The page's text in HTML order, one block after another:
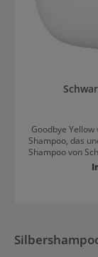
Goodbye
Shampoo, das
Shampoo von
reinigt das
Inhaltsstoffe
Blondtöne.
das